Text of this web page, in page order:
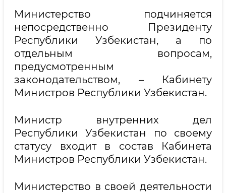
Министерство подчиняется
непосредственно Президенту
Республики Узбекистан, а по
отдельным вопросам,
предусмотренным
законодательством, – Кабинету
Министров Республики Узбекистан.
Министр внутренних дел
Республики Узбекистан по своему
статусу входит в состав Кабинета
Министров Республики Узбекистан.
Министерство в своей деятельности